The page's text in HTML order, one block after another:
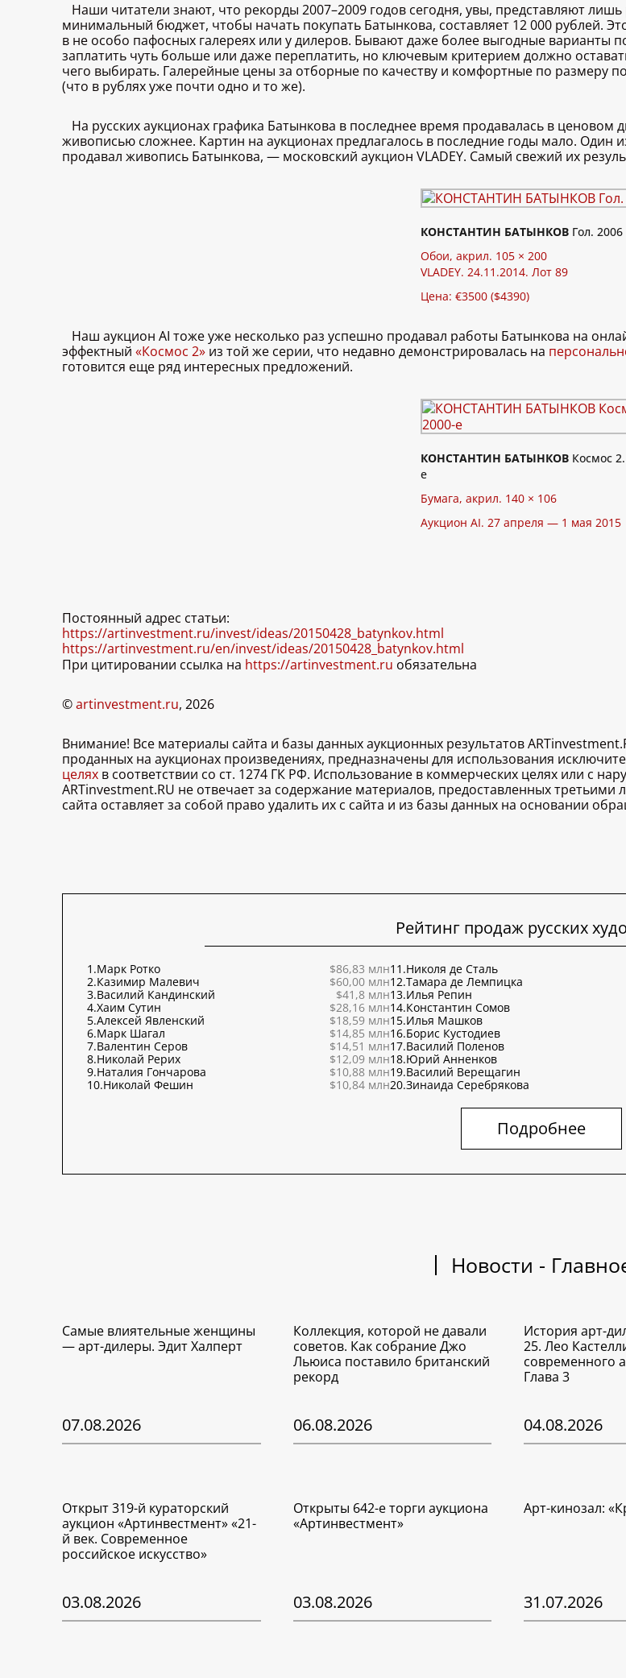
Наши читатели знают, что рекорды 2007–2009 годов сегодня, увы, представляют
минимальный бюджет, чтобы начать покупать Батынкова, составляет 12 000 рублей.
в не особо пафосных галереях или у дилеров. Бывают даже более выгодные варианты
заплатить чуть больше или даже переплатить, но ключевым критерием должно
чего выбирать. Галерейные цены за отборные по качеству и комфортные по размеру
(что в рублях уже почти одно и то же).
На русских аукционах графика Батынкова в последнее время продавалась в ценовом
живописью сложнее. Картин на аукционах предлагалось в последние годы мало. Один
продавал живопись Батынкова, — московский аукцион VLADEY. Самый свежий их
КОНСТАНТИН БАТЫНКОВ Гол. 2006
Обои, акрил. 105 × 200
VLADEY. 24.11.2014. Лот 89
Цена: €3500 ($4390)
Наш аукцион AI тоже уже несколько раз успешно продавал работы Батынкова на
эффектный «Космос 2» из той же серии, что недавно демонстрировалась на
готовится еще ряд интересных предложений.
КОНСТАНТИН БАТЫНКОВ Космос
е
Бумага, акрил. 140 × 106
Аукцион AI. 27 апреля — 1 мая 2015
Постоянный адрес статьи:
https://artinvestment.ru/invest/ideas/20150428_batynkov.html
https://artinvestment.ru/en/invest/ideas/20150428_batynkov.html
При цитировании ссылка на https://artinvestment.ru обязательна
©artinvestment.ru, 2026
Внимание! Все материалы сайта и базы данных аукционных результатов
проданных на аукционах произведениях, предназначены для использования
целях в соответствии со ст. 1274 ГК РФ. Использование в коммерческих целях или с
ARTinvestment.RU не отвечает за содержание материалов, предоставленных
сайта оставляет за собой право удалить их с сайта и из базы данных на основании
Рейтинг продаж русских
1.Марк Ротко
$86,83 млн
2.Казимир Малевич
$60,00 млн
3.Василий Кандинский
$41,8 млн
4.Хаим Сутин
$28,16 млн
5.Алексей Явленский
$18,59 млн
6.Марк Шагал
$14,85 млн
7.Валентин Серов
$14,51 млн
8.Николай Рерих
$12,09 млн
9.Наталия Гончарова
$10,88 млн
10.Николай Фешин $10,84 млн
11.Николя де Сталь
12.Тамара де Лемпицка
13.Илья Репин
14.Константин Сомов
15.Илья Машков
16.Борис Кустодиев
17.Василий Поленов
18.Юрий Анненков
19.Василий Верещагин
20.Зинаида Серебрякова
Подробнее
Новости -
Самые влиятельные женщины
— арт-дилеры. Эдит Халперт
07.08.2026
Коллекция, которой не давали
советов. Как собрание Джо
Льюиса поставило британский
рекорд
06.08.2026
История арт-
25. Лео
современного
Глава 3
04.08.2026
Открыт 319-й кураторский
аукцион «Артинвестмент» «21-
й век. Современное
российское искусство»
03.08.2026
Открыты 642-е торги аукциона
«Артинвестмент»
03.08.2026
Арт-кинозал:
31.07.2026